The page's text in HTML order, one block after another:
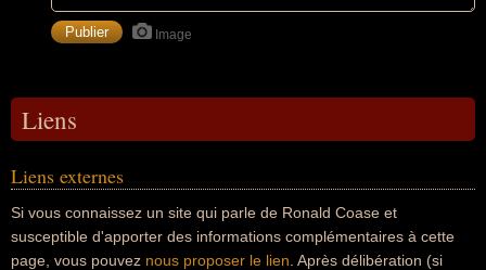
Image
Liens
Liens externes
Si vous connaissez un site qui parle de Ronald Coase et
susceptible d'apporter des informations complémentaires à cette
page, vous pouvez nous proposer le lien . Après délibération (si